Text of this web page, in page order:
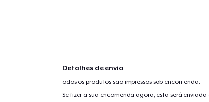
Detalhes de envio
odos os produtos são impressos sob encomenda.
Se fizer a sua encomenda agora, esta será enviada